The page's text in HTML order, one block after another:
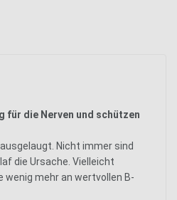
für die Nerven und schützen
Nicht immer sind
die Ursache. Vielleicht
wenig mehr an wertvollen B-